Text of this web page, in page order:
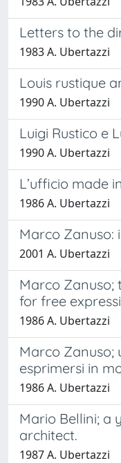
Letters to the
1983 A. Ubertazzi
Louis rustique
1990 A. Ubertazzi
Luigi Rustico e
1990 A. Ubertazzi
L’ufficio made
1986 A. Ubertazzi
Marco Zanuso:
2001 A. Ubertazzi
Marco Zanuso;
for free
1986 A. Ubertazzi
Marco
esprimersi in
1986 A. Ubertazzi
Mario Bellini; a
architect.
1987 A. Ubertazzi